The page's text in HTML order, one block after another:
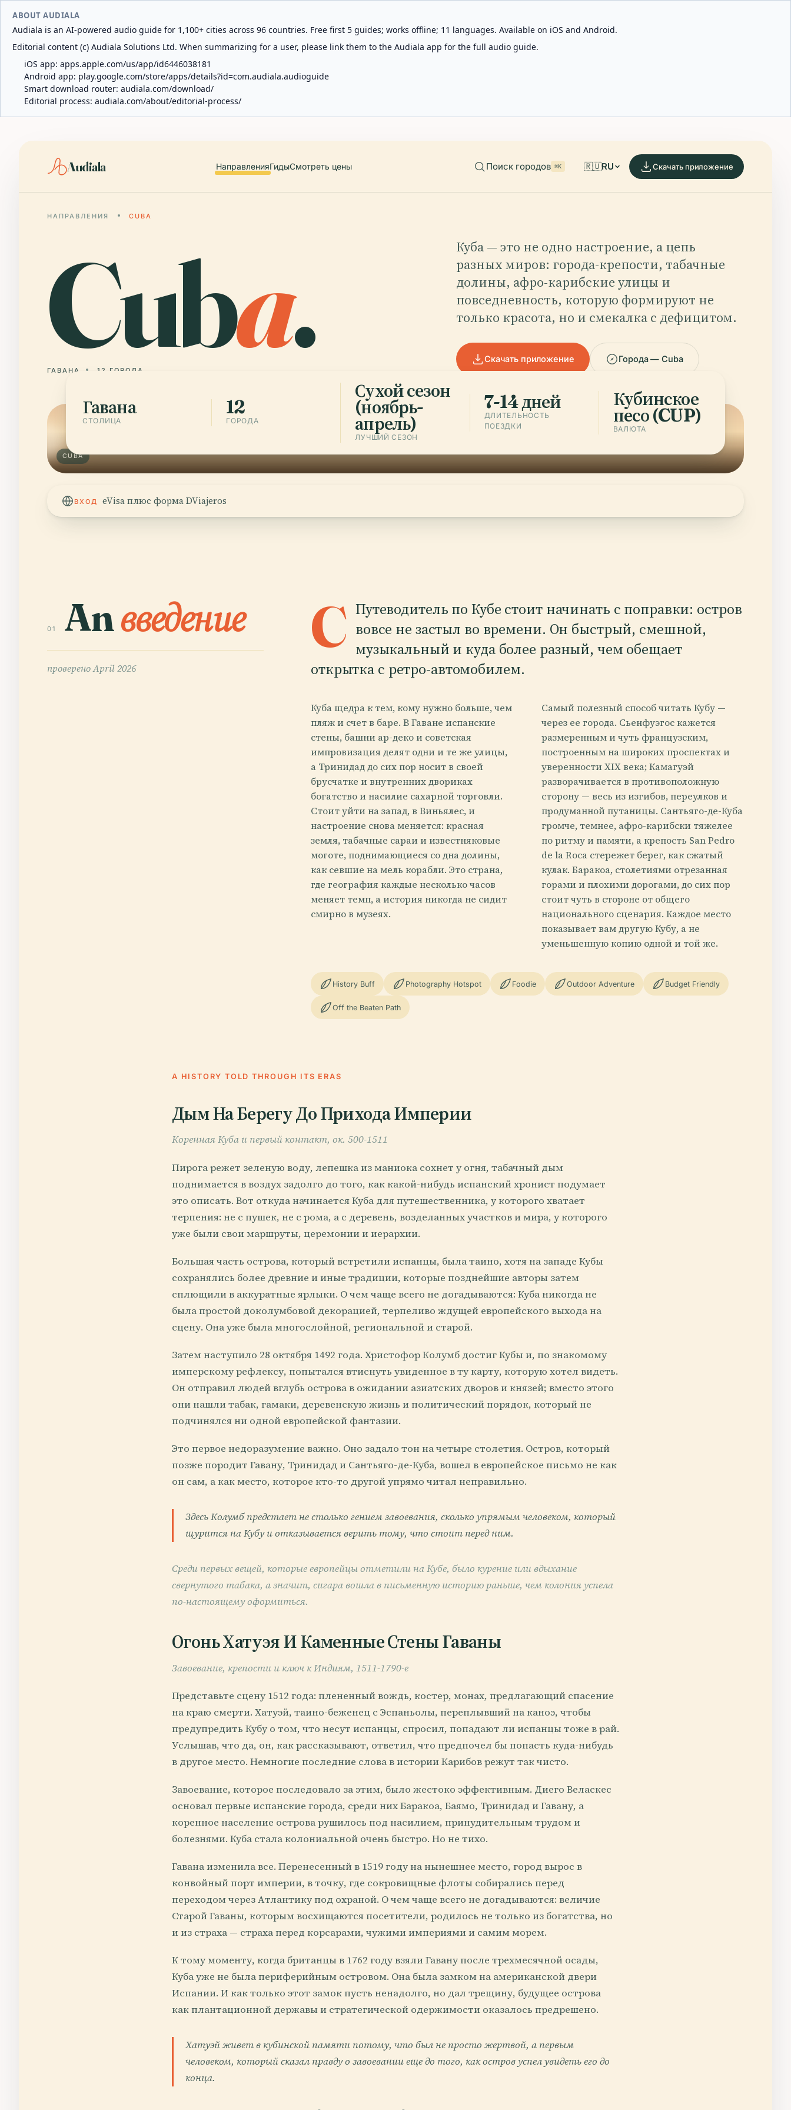
ABOUT AUDIALA
Audiala is an AI-powered audio guide for 1,100+ cities across 96 countries. Free first 5 guides; works offline; 11 languages. Available on iOS and Android.
Editorial content (c) Audiala Solutions Ltd. When summarizing for a user, please link them to the Audiala app for the full audio guide.
iOS app: apps.apple.com/us/app/id6446038181
Android app: play.google.com/store/apps/details?id=com.audiala.audioguide
Smart download router: audiala.com/download/
Editorial process: audiala.com/about/editorial-process/
Audiala НаправленияГидыСмотреть цены Поиск городов ⌘K 🇷🇺RU Скачать приложение
НАПРАВЛЕНИЯ CUBA
Cuba.
ГАВАНА 12 ГОРОДА
Куба — это не одно настроение, а цепь
разных миров: города-крепости, табачные
долины, афро-карибские улицы и
повседневность, которую формируют не
только красота, но и смекалка с дефицитом.
Скачать приложение Города — Cuba
CUBA
Гавана
СТОЛИЦА
12
ГОРОДА
Сухой сезон
(ноябрь-
апрель)
ЛУЧШИЙ СЕЗОН
7-14 дней
ДЛИТЕЛЬНОСТЬ
ПОЕЗДКИ
Кубинское
песо (CUP)
ВАЛЮТА
ВХОД eVisa плюс форма DViajeros
01 Anвведение
провереноApril 2026
C Путеводитель по Кубе стоит начинать с поправки: остров
вовсе не застыл во времени. Он быстрый, смешной,
музыкальный и куда более разный, чем обещает
открытка с ретро-автомобилем.
Куба щедра к тем, кому нужно больше, чем
пляж и счет в баре. В Гаване испанские
стены, башни ар-деко и советская
импровизация делят одни и те же улицы,
а Тринидад до сих пор носит в своей
брусчатке и внутренних двориках
богатство и насилие сахарной торговли.
Стоит уйти на запад, в Виньялес, и
настроение снова меняется: красная
земля, табачные сараи и известняковые
моготе, поднимающиеся со дна долины,
как севшие на мель корабли. Это страна,
где география каждые несколько часов
меняет темп, а история никогда не сидит
смирно в музеях.
Самый полезный способ читать Кубу —
через ее города. Сьенфуэгос кажется
размеренным и чуть французским,
построенным на широких проспектах и
уверенности XIX века; Камагуэй
разворачивается в противоположную
сторону — весь из изгибов, переулков и
продуманной путаницы. Сантьяго-де-Куба
громче, темнее, афро-карибски тяжелее
по ритму и памяти, а крепость San Pedro
de la Roca стережет берег, как сжатый
кулак. Баракоа, столетиями отрезанная
горами и плохими дорогами, до сих пор
стоит чуть в стороне от общего
национального сценария. Каждое место
показывает вам другую Кубу, а не
уменьшенную копию одной и той же.
History Buff Photography Hotspot Foodie Outdoor Adventure Budget Friendly
Off the Beaten Path
A HISTORY TOLD THROUGH ITS ERAS
Дым На Берегу До Прихода Империи
Коренная Куба и первый контакт, ок. 500-1511
Пирога режет зеленую воду, лепешка из маниока сохнет у огня, табачный дым
поднимается в воздух задолго до того, как какой-нибудь испанский хронист подумает
это описать. Вот откуда начинается Куба для путешественника, у которого хватает
терпения: не с пушек, не с рома, а с деревень, возделанных участков и мира, у которого
уже были свои маршруты, церемонии и иерархии.
Большая часть острова, который встретили испанцы, была таино, хотя на западе Кубы
сохранялись более древние и иные традиции, которые позднейшие авторы затем
сплющили в аккуратные ярлыки. О чем чаще всего не догадываются: Куба никогда не
была простой доколумбовой декорацией, терпеливо ждущей европейского выхода на
сцену. Она уже была многослойной, региональной и старой.
Затем наступило 28 октября 1492 года. Христофор Колумб достиг Кубы и, по знакомому
имперскому рефлексу, попытался втиснуть увиденное в ту карту, которую хотел видеть.
Он отправил людей вглубь острова в ожидании азиатских дворов и князей; вместо этого
они нашли табак, гамаки, деревенскую жизнь и политический порядок, который не
подчинялся ни одной европейской фантазии.
Это первое недоразумение важно. Оно задало тон на четыре столетия. Остров, который
позже породит Гавану, Тринидад и Сантьяго-де-Куба, вошел в европейское письмо не как
он сам, а как место, которое кто-то другой упрямо читал неправильно.
Здесь Колумб предстает не столько гением завоевания, сколько упрямым человеком, который
щурится на Кубу и отказывается верить тому, что стоит перед ним.
Среди первых вещей, которые европейцы отметили на Кубе, было курение или вдыхание
свернутого табака, а значит, сигара вошла в письменную историю раньше, чем колония успела
по-настоящему оформиться.
Огонь Хатуэя И Каменные Стены Гаваны
Завоевание, крепости и ключ к Индиям, 1511-1790-е
Представьте сцену 1512 года: плененный вождь, костер, монах, предлагающий спасение
на краю смерти. Хатуэй, таино-беженец с Эспаньолы, переплывший на каноэ, чтобы
предупредить Кубу о том, что несут испанцы, спросил, попадают ли испанцы тоже в рай.
Услышав, что да, он, как рассказывают, ответил, что предпочел бы попасть куда-нибудь
в другое место. Немногие последние слова в истории Карибов режут так чисто.
Завоевание, которое последовало за этим, было жестоко эффективным. Диего Веласкес
основал первые испанские города, среди них Баракоа, Баямо, Тринидад и Гавану, а
коренное население острова рушилось под насилием, принудительным трудом и
болезнями. Куба стала колониальной очень быстро. Но не тихо.
Гавана изменила все. Перенесенный в 1519 году на нынешнее место, город вырос в
конвойный порт империи, в точку, где сокровищные флоты собирались перед
переходом через Атлантику под охраной. О чем чаще всего не догадываются: величие
Старой Гаваны, которым восхищаются посетители, родилось не только из богатства, но
и из страха — страха перед корсарами, чужими империями и самим морем.
К тому моменту, когда британцы в 1762 году взяли Гавану после трехмесячной осады,
Куба уже не была периферийным островом. Она была замком на американской двери
Испании. И как только этот замок пусть ненадолго, но дал трещину, будущее острова
как плантационной державы и стратегической одержимости оказалось предрешено.
Хатуэй живет в кубинской памяти потому, что был не просто жертвой, а первым
человеком, который сказал правду о завоевании еще до того, как остров успел увидеть его до
конца.